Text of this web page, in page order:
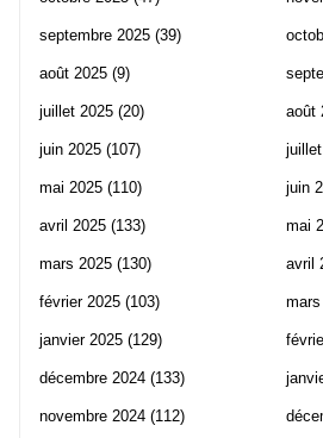
septembre 2025 (39)
août 2025 (9)
juillet 2025 (20)
juin 2025 (107)
mai 2025 (110)
avril 2025 (133)
mars 2025 (130)
février 2025 (103)
janvier 2025 (129)
décembre 2024 (133)
novembre 2024 (112)
août
juin
mai
avril